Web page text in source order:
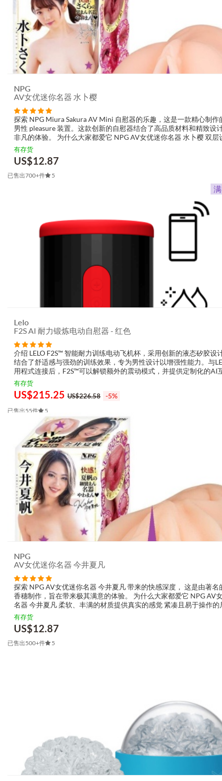
NPG
AV女优迷你名器 水卜樱
探索 NPG Miura Sakura AV Mini 自慰器的乐趣，这是一款精心制作
男性 pleasure 装置。这款创新的自慰器结合了高品质材料和精致设
非凡的体验。 为什么大家都爱它 NPG AV女优迷你名器 水卜樱 双层
强刺激 非穿透式设计以增...
有存货
US$12.87
已售出700+件 5
Lelo
F2S AI 耐力锻炼电动自慰器 - 红色
介绍 LELO F2S™ 智能耐力训练电动飞机杯，采用创新的液态矽胶设
结合了舒适感与强劲的训练效果，专为男性设计以增强性能力。与
用程式连接后，F2S™可以解锁额外的震动模式，并提供定制化的AI
式，根据使用者的表现提供实时的调整，帮助您提升耐力并体验更
潮。 ...
有存货
US$215.25 US$226.58 -5%
已售出55件 5
NPG
AV女优迷你名器 今井夏凡
探索 NPG AV女优迷你名器 今井夏凡 带来的快感深度， 这是由著名
香穗制作，旨在带来极其满意的体验。 为什么大家都爱它 NPG AV
名器 今井夏凡 柔软、丰满的材质提供真实的感觉 紧凑且易于操作的
有折叠和疣的详细内部纹理 产品特点 ...
有存货
US$12.87
已售出500+件 5